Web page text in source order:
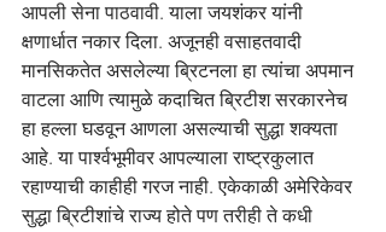
आपली सेना पाठवावी. याला जयशंकर यांनी
क्षणार्धात नकार दिला. अजूनही वसाहतवादी
मानसिकतेत असलेल्या ब्रिटनला हा त्यांचा अपमान
वाटला आणि त्यामुळे कदाचित ब्रिटीश सरकारनेच
हा हल्ला घडवून आणला असल्याची सुद्धा शक्यता
आहे. या पार्श्वभूमीवर आपल्याला राष्ट्रकुलात
रहाण्याची काहीही गरज नाही. एकेकाळी अमेरिकेवर
सुद्धा ब्रिटीशांचे राज्य होते पण तरीही ते कधी